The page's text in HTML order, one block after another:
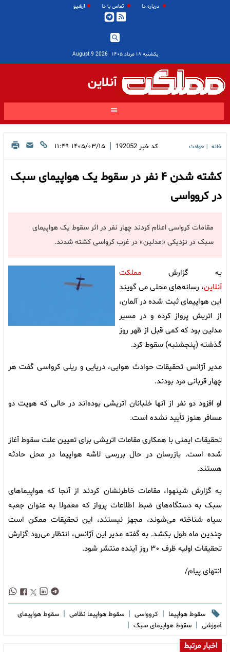
درباره ما تماس با ما آرشیو
یکشنبه ۱۸ مرداد ۱۴۰۵ |
2026 August 9
آنلاین
خانه حوادث کد خبر 192052
| ۱۴۰۵/۰۳/۱۵ ۱۱:۴۹
کشته شدن ۴ نفر در سقوط یک هواپیمای سبک
در کروواسی
مقامات کرواسی اعلام کردند چهار نفر در اثر سقوط یک هواپیمای
سبک در نزدیکی «مدلین» در غرب کرواسی کشته شدند.
به گزارش مملکت
آنلاین، رسانه‌های محلی می گویند
این هواپیمای ثبت شده در آلمان،
از اتریش پرواز کرده و در مسیر
مدلین بود که کمی قبل از ظهر روز
گذشته (پنجشنبه) سقوط کرد.
مدیر آژانس تحقیقات حوادث هوایی، دریایی و ریلی کرواسی گفت هر
چهار قربانی مرد بودند.
او افزود دو نفر از آنها خلبانان اتریشی بوده‌اند در حالی که هویت دو
مسافر هنوز تأیید نشده است.
تحقیقات ایمنی با همکاری مقامات اتریشی برای تعیین علت سقوط آغاز
شده است. بازرسان در حال بررسی لاشه هواپیما در محل حادثه
هستند.
به گزارش شینهوا، مقامات خاطرنشان کردند از آنجا که هواپیماهای
سبک به دستگاه‌های ضبط اطلاعات پرواز که معمولا به عنوان جعبه
سیاه شناخته می‌شوند، مجهز نیستند، این تحقیقات ممکن است
چندین ماه طول بکشد. به گفته مدیر این آژانس، انتظار می‌رود گزارش
تحقیقات اولیه ظرف ۳۰ روز آینده منتشر شود.
انتهای پیام/
سقوط هواپیما | کروواسی | سقوط هواپیما نظامی | سقوط هواپیمای
آموزشی | سقوط هواپیمای سبک |
اخبار مرتبط